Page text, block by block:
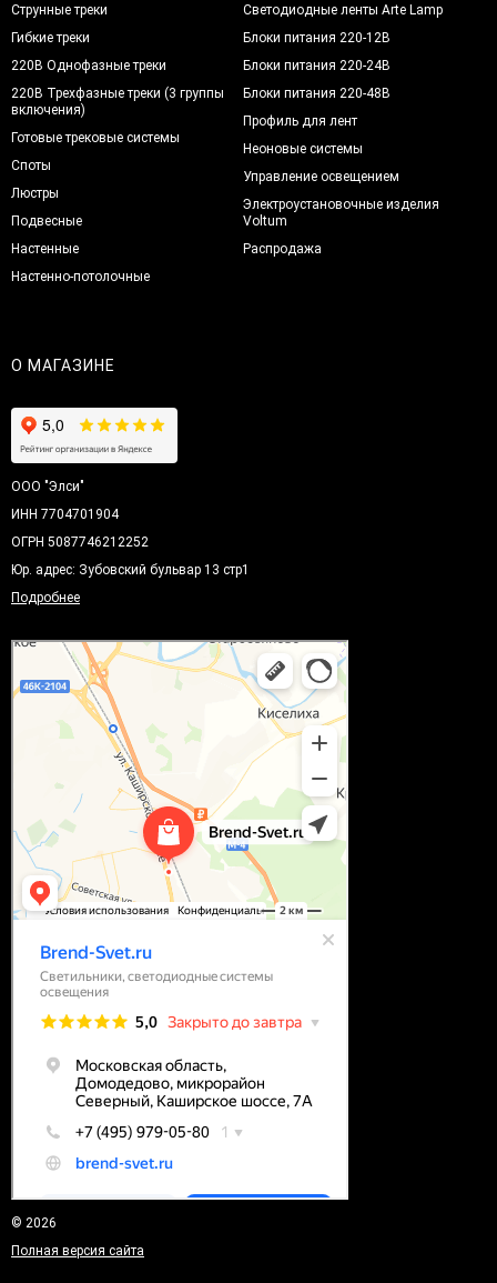
Струнные треки
Гибкие треки
220В Однофазные треки
220В Трехфазные треки (3 группы
включения)
Готовые трековые системы
Споты
Люстры
Подвесные
Настенные
Настенно-потолочные
Светодиодные ленты Arte Lamp
Блоки питания 220-12В
Блоки питания 220-24В
Блоки питания 220-48В
Профиль для лент
Неоновые системы
Управление освещением
Электроустановочные изделия
Voltum
Распродажа
О МАГАЗИНЕ
ООО "Элси"
ИНН 7704701904
ОГРН 5087746212252
Юр. адрес: Зубовский бульвар 13 стр1
Подробнее
© 2026
Полная версия сайта